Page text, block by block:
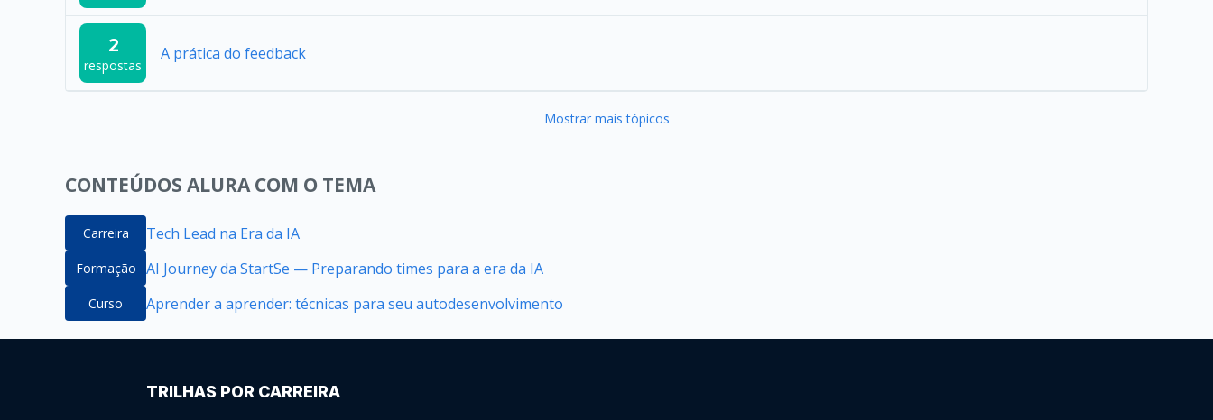
2
respostas
A prática do feedback
Mostrar mais tópicos
CONTEÚDOS ALURA COM O TEMA
Carreira Tech Lead na Era da IA
Formação AI Journey da StartSe — Preparando times para a era da IA
Curso Aprender a aprender: técnicas para seu autodesenvolvimento
TRILHAS POR CARREIRA